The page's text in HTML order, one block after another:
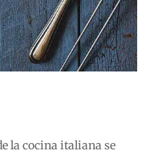
la cocina italiana se